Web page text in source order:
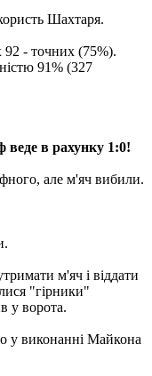
Шахтаря.
92 - точних (75%).
91% (327
в рахунку 1:0!
але м'яч вибили.
м'яч і віддати
"гірники"
у ворота.
у виконанні Майкона